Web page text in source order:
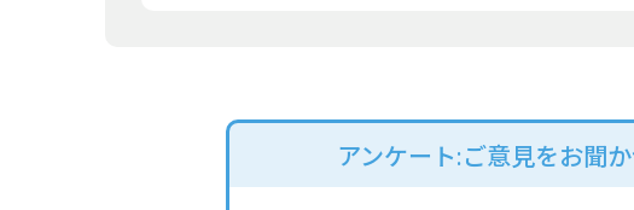
アンケート:ご意見をお聞